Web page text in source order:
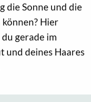
die Sonne und die
Hier
gerade im
und deines Haares